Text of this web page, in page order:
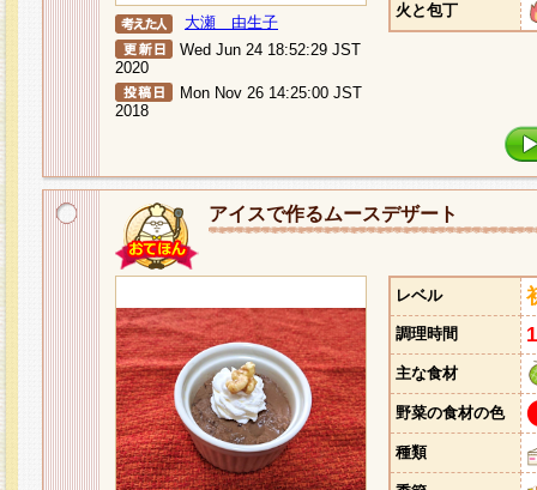
大瀬 由生子
Wed Jun 24 18:52:29 JST
2020
Mon Nov 26 14:25:00 JST
2018
火と包丁
アイスで作るムースデザート
レベル
調理時間
主な食材
野菜の食材の色
種類